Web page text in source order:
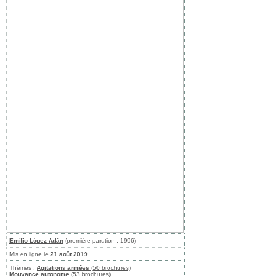
Emilio López Adán (première parution : 1996)
Mis en ligne le 21 août 2019
Thèmes : Agitations armées (50 brochures)
Mouvance autonome (53 brochures)